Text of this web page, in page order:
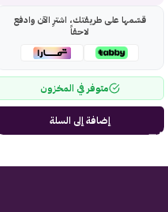
قسّمها على طريقتك، اشترِ الآن وادفع
لاحقاً
متوفر في المخزون
إضافة إلى السلة